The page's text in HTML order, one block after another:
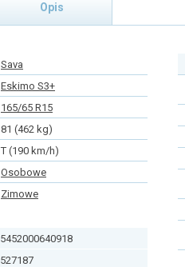
Opis
Sava
Eskimo S3+
165/65 R15
81 (462 kg)
T (190 km/h)
Osobowe
Zimowe
5452000640918
527187